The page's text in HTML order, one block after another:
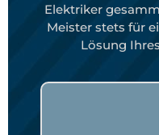
Elektriker
Meister stets für
Lösung